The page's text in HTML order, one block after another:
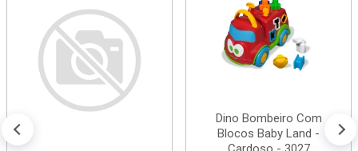
Dino Bombeiro Com
Blocos Baby Land -